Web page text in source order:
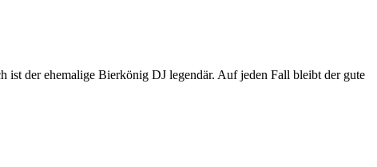
ist der ehemalige Bierkönig DJ legendär. Auf jeden Fall bleibt der gute